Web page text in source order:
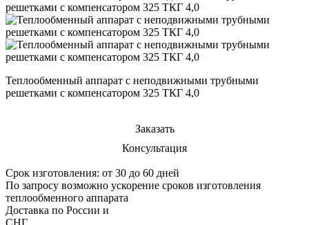
Теплообменный аппарат с неподвижными трубными
решетками с компенсатором 325 ТКГ 4,0
Заказать
Консультация
Срок изготовления: от 30 до 60 дней
По запросу возможно ускорение сроков изготовления
теплообменного аппарата
Доставка по России и
СНГ